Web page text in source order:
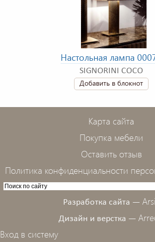
Настольная лампа
SIGNORINI COCO
Добавить в блокнот
Карта сайта
Покупка мебели
Оставить отзыв
Политика конфиденциальности
Разработка сайта —
Дизайн и верстка —
Вход в систему